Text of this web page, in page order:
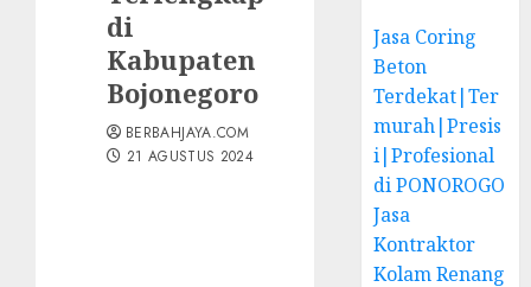
di
Kabupaten
Bojonegoro
BERBAHJAYA.COM
21 AGUSTUS 2024
Jasa Coring
Beton
Terdekat|Ter
murah|Presis
i|Profesional
di PONOROGO
Jasa
Kontraktor
Kolam Renang